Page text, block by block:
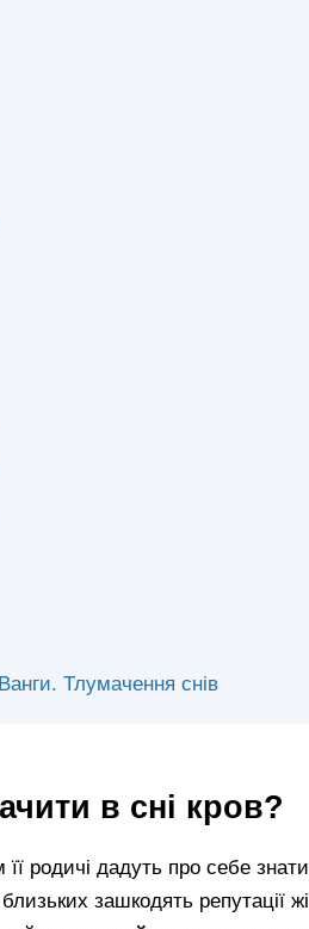
Тлумачення снів
в сні кров?
родичі дадуть про себе
зашкодять репутації